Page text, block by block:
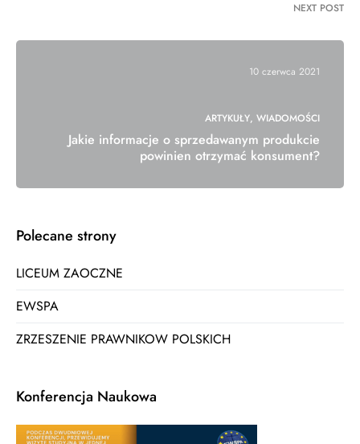
NEXT POST
10 czerwca 2021
ARTYKUŁY WIADOMOŚCI
Jakie informacje o sprzedawanym produkcie
powinien otrzymać konsument?
Polecane strony
LICEUM ZAOCZNE
EWSPA
ZRZESZENIE PRAWNIKOW POLSKICH
Konferencja Naukowa